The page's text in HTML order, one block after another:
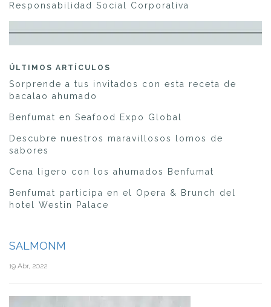
Responsabilidad Social Corporativa
ÚLTIMOS ARTÍCULOS
Sorprende a tus invitados con esta receta de
bacalao ahumado
Benfumat en Seafood Expo Global
Descubre nuestros maravillosos lomos de
sabores
Cena ligero con los ahumados Benfumat
Benfumat participa en el Opera & Brunch del
hotel Westin Palace
SALMONM
19 Abr, 2022